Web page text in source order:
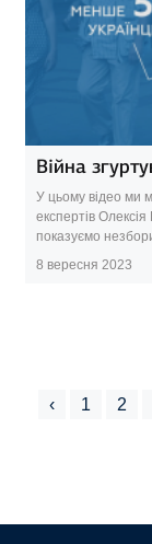
Війна
У цьому відео ми
експертів
показуємо
8 вересня 2023
‹ 1 2